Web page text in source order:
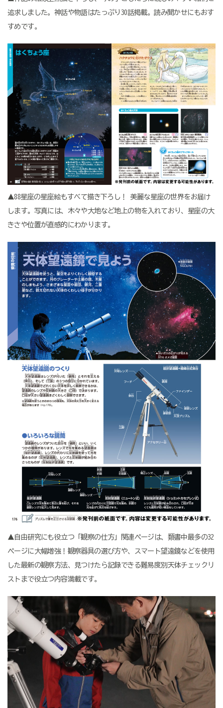
追求しました。神話や物語はたっぷり30話掲載。読み聞かせにもおす
すめです。
▲88星座の星座絵もすべて描き下ろし！ 美麗な星座の世界をお届け
します。写真には、木々や大地など地上の物を入れており、星座の大
きさや位置が直感的にわかります。
▲自由研究にも役立つ「観察の仕方」関連ページは、類書中最多の32
ページに大幅増強！観察器具の選び方や、スマート望遠鏡などを使用
した最新の観察方法、見つけたら記録できる難易度別天体チェックリ
ストまで役立つ内容満載です。